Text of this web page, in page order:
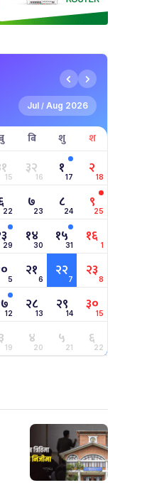
Jul / Aug 2026
बि शु श
15 ३२16 १17 २18
22 ७23 ८24 ९25
29 १४30 १५31 १६ 1
5 २१6 २२7 २३8
12 २८13 २९14 ३०15
३19 ४20 ५21 ६22